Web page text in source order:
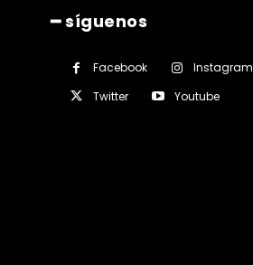
━ síguenos
Facebook
Instagram
Twitter
Youtube